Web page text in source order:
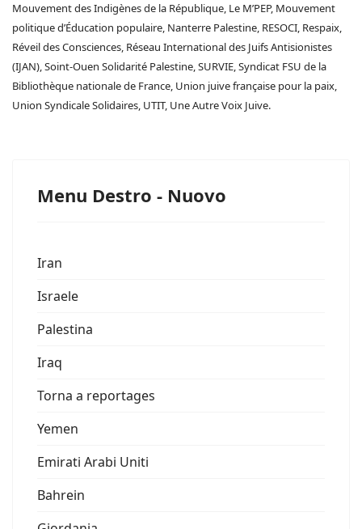
Mouvement des Indigènes de la République, Le M’PEP, Mouvement
politique d’Éducation populaire, Nanterre Palestine, RESOCI, Respaix,
Réveil des Consciences, Réseau International des Juifs Antisionistes
(IJAN), Soint-Ouen Solidarité Palestine, SURVIE, Syndicat FSU de la
Bibliothèque nationale de France, Union juive française pour la paix,
Union Syndicale Solidaires, UTIT, Une Autre Voix Juive.
Menu Destro - Nuovo
Iran
Israele
Palestina
Iraq
Torna a reportages
Yemen
Emirati Arabi Uniti
Bahrein